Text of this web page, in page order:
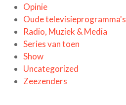
Opinie
Oude televisieprogramma's
Radio, Muziek & Media
Series van toen
Show
Uncategorized
Zeezenders